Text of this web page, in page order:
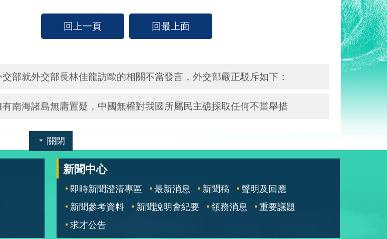
回上一頁 回最上面
部就外交部長林佳龍訪歐的相關不當發言，外交部嚴正駁斥如下：
有南海諸島無庸置疑，中國無權對我國所屬民主礁採取任何不當舉措
關閉
新聞中心
即時新聞澄清專區 最新消息 新聞稿
聲明及回應
新聞參考資料
新聞說明會紀要 領務消息
重要議題
求才公告